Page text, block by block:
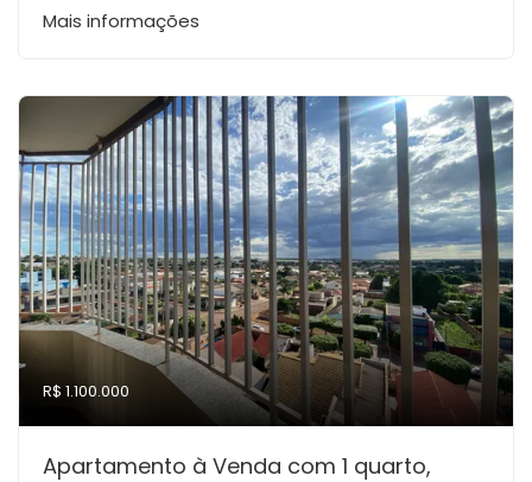
Mais informações
R$ 1.100.000
Apartamento à Venda com 1 quarto,